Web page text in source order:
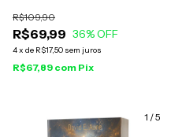
R$69,99
R$109,90
36% OFF
4x de R$17,50 sem juros
R$67,89 com Pix
1 /5